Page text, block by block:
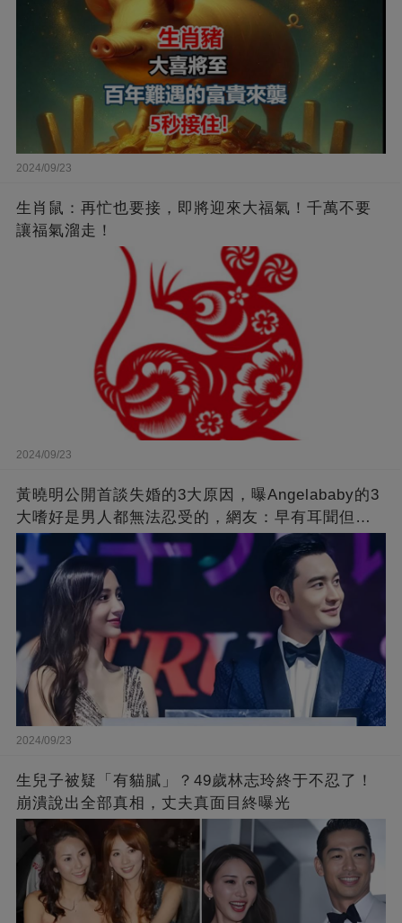
2024/09/23
生肖鼠：再忙也要接，即將迎來大福氣！千萬不要
讓福氣溜走！
2024/09/23
黃曉明公開首談失婚的3大原因，曝Angelababy的3
大嗜好是男人都無法忍受的，網友：早有耳聞但想
不到那麼嚴重！
2024/09/23
生兒子被疑「有貓膩」？49歲林志玲終于不忍了！
崩潰說出全部真相，丈夫真面目終曝光